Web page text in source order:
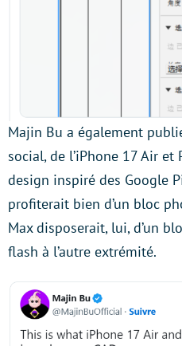
Majin Bu a également
social, de l’iPhone 17 Air
design inspiré des Google
profiterait bien d’un bloc
Max disposerait, lui, d’un
flash à l’autre extrémité.